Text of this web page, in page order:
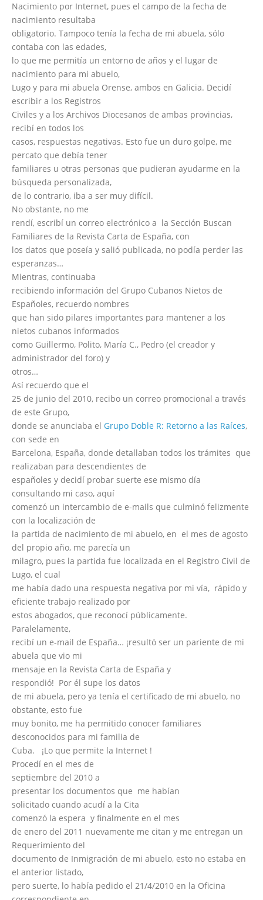
Nacimiento por Internet, pues el campo de la fecha de
nacimiento resultaba
obligatorio. Tampoco tenía la fecha de mi abuela, sólo
contaba con las edades,
lo que me permitía un entorno de años y el lugar de
nacimiento para mi abuelo,
Lugo y para mi abuela Orense, ambos en Galicia. Decidí
escribir a los Registros
Civiles y a los Archivos Diocesanos de ambas provincias,
recibí en todos los
casos, respuestas negativas. Esto fue un duro golpe, me
percato que debía tener
familiares u otras personas que pudieran ayudarme en la
búsqueda personalizada,
de lo contrario, iba a ser muy difícil.
No obstante, no me
rendí, escribí un correo electrónico a la Sección Buscan
Familiares de la Revista Carta de España, con
los datos que poseía y salió publicada, no podía perder las
esperanzas…
Mientras, continuaba
recibiendo información del Grupo Cubanos Nietos de
Españoles, recuerdo nombres
que han sido pilares importantes para mantener a los
nietos cubanos informados
como Guillermo, Polito, María C., Pedro (el creador y
administrador del foro) y
otros…
Así recuerdo que el
25 de junio del 2010, recibo un correo promocional a través
de este Grupo,
donde se anunciaba el Grupo Doble R: Retorno a las Raíces,
con sede en
Barcelona, España, donde detallaban todos los trámites que
realizaban para descendientes de
españoles y decidí probar suerte ese mismo día
consultando mi caso, aquí
comenzó un intercambio de e-mails que culminó felizmente
con la localización de
la partida de nacimiento de mi abuelo, en el mes de agosto
del propio año, me parecía un
milagro, pues la partida fue localizada en el Registro Civil de
Lugo, el cual
me había dado una respuesta negativa por mi vía, rápido y
eficiente trabajo realizado por
estos abogados, que reconocí públicamente.
Paralelamente,
recibí un e-mail de España… ¡resultó ser un pariente de mi
abuela que vio mi
mensaje en la Revista Carta de España y
respondió! Por él supe los datos
de mi abuela, pero ya tenía el certificado de mi abuelo, no
obstante, esto fue
muy bonito, me ha permitido conocer familiares
desconocidos para mi familia de
Cuba. ¡Lo que permite la Internet !
Procedí en el mes de
septiembre del 2010 a
presentar los documentos que me habían
solicitado cuando acudí a la Cita
comenzó la espera y finalmente en el mes
de enero del 2011 nuevamente me citan y me entregan un
Requerimiento del
documento de Inmigración de mi abuelo, esto no estaba en
el anterior listado,
pero suerte, lo había pedido el 21/4/2010 en la Oficina